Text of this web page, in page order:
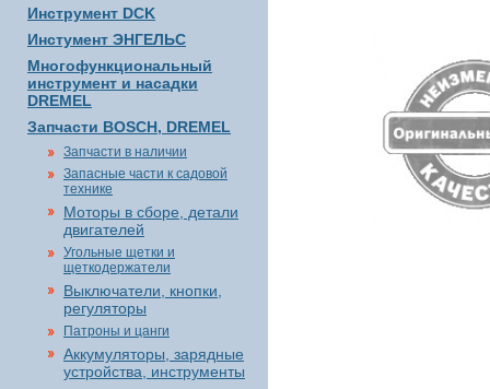
Инструмент DCK
Инстумент ЭНГЕЛЬС
Многофункциональный
инструмент и насадки
DREMEL
Запчасти BOSCH, DREMEL
Запчасти в наличии
Запасные части к садовой
технике
Моторы в сборе, детали
двигателей
Угольные щетки и
щеткодержатели
Выключатели, кнопки,
регуляторы
Патроны и цанги
Аккумуляторы, зарядные
устройства, инструменты